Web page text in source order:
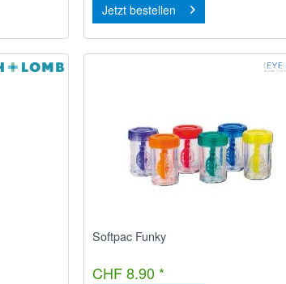
Jetzt bestellen
Softpac Funky
CHF 8.90 *